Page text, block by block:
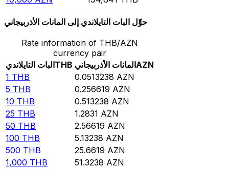
حوِّل البات التايلاندي إلى المانات الأذربيجاني
Rate information of THB/AZN
currency pair
البات التايلانديTHB المانات الأذربيجانيAZN
1 THB 0.0513238 AZN
5 THB 0.256619 AZN
10 THB 0.513238 AZN
25 THB 1.2831 AZN
50 THB 2.56619 AZN
100 THB 5.13238 AZN
500 THB 25.6619 AZN
1,000 THB 51.3238 AZN